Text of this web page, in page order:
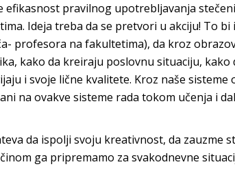
pravilnog upotrebljavanja
Ideja treba da se pretvori u akciju! To bi
profesora na fakultetima), da kroz
kako da kreiraju poslovnu situaciju, kako
i svoje lične kvalitete. Kroz naše sisteme
na ovakve sisteme rada tokom učenja i
da ispolji svoju kreativnost, da zauzme
ga pripremamo za svakodnevne